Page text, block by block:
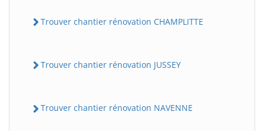
Trouver chantier rénovation CHAMPLITTE
Trouver chantier rénovation JUSSEY
Trouver chantier rénovation NAVENNE